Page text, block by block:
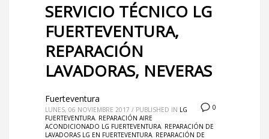
SERVICIO TÉCNICO LG
FUERTEVENTURA,
REPARACIÓN
LAVADORAS, NEVERAS
0
Fuerteventura
LUNES, 06 NOVIEMBRE 2017 / PUBLISHED IN LG
FUERTEVENTURA, REPARACIÓN AIRE
ACONDICIONADO LG FUERTEVENTURA, REPARACIÓN DE
LAVADORAS LG EN FUERTEVENTURA, REPARACIÓN DE